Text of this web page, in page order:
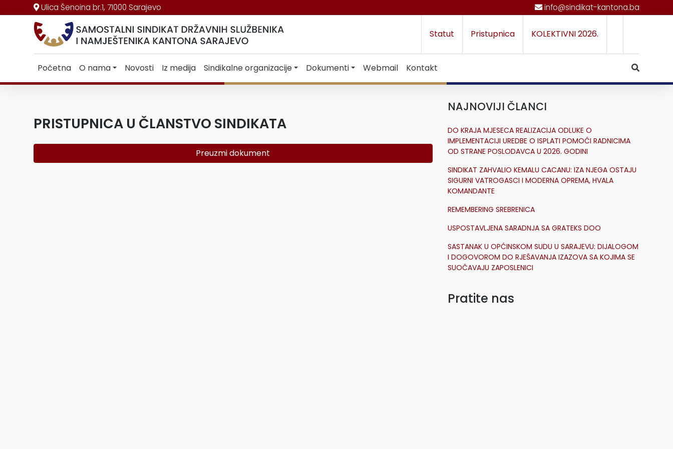
Ulica Šenoina br.1, 71000 Sarajevo info@sindikat-kantona.ba
Statut Pristupnica KOLEKTIVNI 2026.
Početna O nama Novosti Iz medija Sindikalne organizacije Dokumenti Webmail Kontakt
PRISTUPNICA U ČLANSTVO SINDIKATA
Preuzmi dokument
NAJNOVIJI ČLANCI
DO KRAJA MJESECA REALIZACIJA ODLUKE O
IMPLEMENTACIJI UREDBE O ISPLATI POMOĆI RADNICIMA
OD STRANE POSLODAVCA U 2026. GODINI
SINDIKAT ZAHVALIO KEMALU CACANU: IZA NJEGA OSTAJU
SIGURNI VATROGASCI I MODERNA OPREMA, HVALA
KOMANDANTE
REMEMBERING SREBRENICA
USPOSTAVLJENA SARADNJA SA GRATEKS DOO
SASTANAK U OPĆINSKOM SUDU U SARAJEVU: DIJALOGOM
I DOGOVOROM DO RJEŠAVANJA IZAZOVA SA KOJIMA SE
SUOČAVAJU ZAPOSLENICI
Pratite nas